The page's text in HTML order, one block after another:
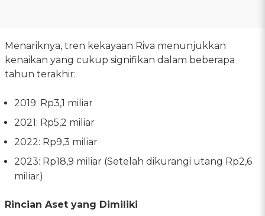
Menariknya, tren kekayaan Riva menunjukkan
kenaikan yang cukup signifikan dalam beberapa
tahun terakhir:
2019: Rp3,1 miliar
2021: Rp5,2 miliar
2022: Rp9,3 miliar
2023: Rp18,9 miliar (Setelah dikurangi utang Rp2,6
miliar)
Rincian Aset yang Dimiliki